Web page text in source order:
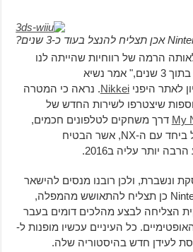
הרמה של רווחיות שהייתה לנו
בעידנם של ה-Wii וה-DS בתוך 3 שנים," אמר נשיא
לאתר היפני Nikkei. נראה כי המטרה
שיצטרפו לשירות החדש של
Myדרך משחקים לטלפונים חכמים,
ולאחר מכן לחבר את הכל ביחד עם ה-NX, אשר הבטיח
יותר עליה ב2016.
ונשברת, ולכן רובנו מנסים להישאר
אופטימיים ולקוות ש-Nintendo כן תצליח להתאושש מהמפלה,
הצליחה לבצע מהלכים דומים בעבר
כל העיניים עכשיו מופנות ל-